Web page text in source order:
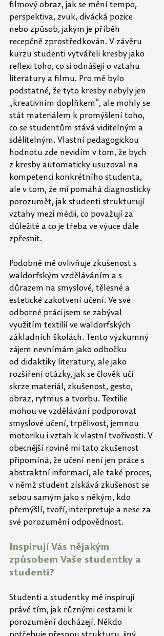
filmový obraz, jak se mění tempo,
perspektiva, zvuk, divácká pozice
nebo způsob, jakým je příběh
recepčně zprostředkován. V závěru
kurzu studenti vytvářeli kresby jako
reflexi toho, co si odnášejí o vztahu
literatury a filmu. Pro mě bylo
podstatné, že tyto kresby nebyly jen
„kreativním doplňkem“, ale mohly se
stát materiálem k promýšlení toho,
co se studentům stává viditelným a
sdělitelným. Vlastní pedagogickou
hodnotu zde nevidím v tom, že bych
z kresby automaticky usuzoval na
kompetenci konkrétního studenta,
ale v tom, že mi pomáhá diagnosticky
porozumět, jak studenti strukturují
vztahy mezi médii, co považují za
důležité a co je třeba ve výuce dále
zpřesnit.
Podobně mě ovlivňuje zkušenost s
waldorfským vzděláváním a s
důrazem na smyslové, tělesné a
estetické zakotvení učení. Ve své
odborné práci jsem se zabýval
využitím textilií ve waldorfských
základních školách. Tento výzkumný
zájem nevnímám jako odbočku
od didaktiky literatury, ale jako
rozšíření otázky, jak se člověk učí
skrze materiál, zkušenost, gesto,
obraz, rytmus a tvorbu. Textilie
mohou ve vzdělávání podporovat
smyslové učení, trpělivost, jemnou
motoriku i vztah k vlastní tvořivosti. V
obecnější rovině mi tato zkušenost
připomíná, že učení není jen práce s
abstraktní informací, ale také proces,
v němž student získává zkušenost se
sebou samým jako s někým, kdo
přemýšlí, tvoří, interpretuje a nese za
své porozumění odpovědnost.
Inspirují Vás nějakým
způsobem Vaše studentky a
studenti?
Studenti a studentky mě inspirují
právě tím, jak různými cestami k
porozumění docházejí. Někdo